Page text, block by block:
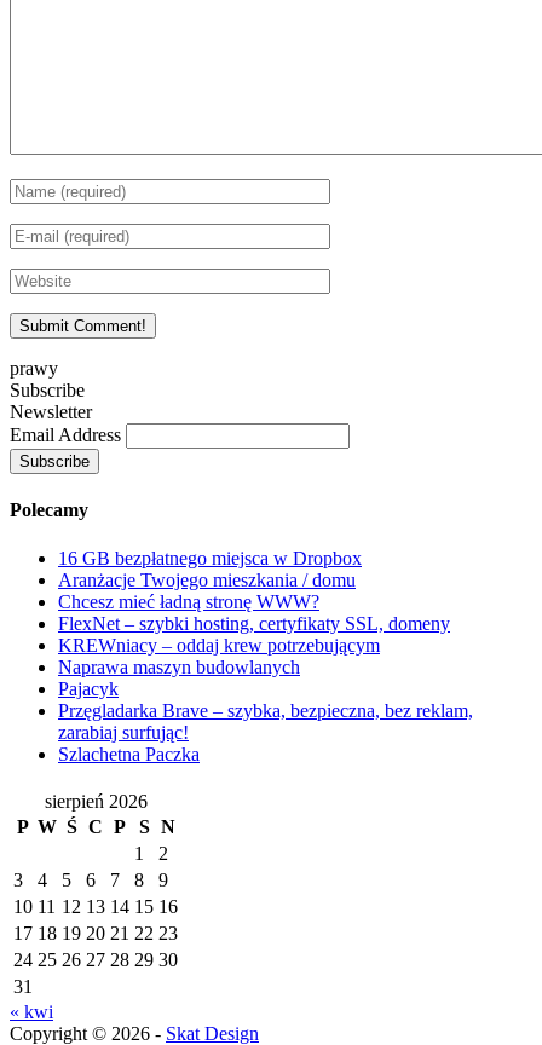
prawy
Subscribe
Newsletter
Email Address
Polecamy
16 GB bezpłatnego miejsca w Dropbox
Aranżacje Twojego mieszkania / domu
Chcesz mieć ładną stronę WWW?
FlexNet – szybki hosting, certyfikaty SSL, domeny
KREWniacy – oddaj krew potrzebującym
Naprawa maszyn budowlanych
Pajacyk
Przęgladarka Brave – szybka, bezpieczna, bez reklam,
zarabiaj surfując!
Szlachetna Paczka
sierpień 2026
P W Ś C P S N
1
2
3
4 5 6 7 8
9
10 11 12 13 14 15 16
17 18 19 20 21 22 23
24 25 26 27 28 29 30
31
« kwi
Copyright © 2026 - Skat Design